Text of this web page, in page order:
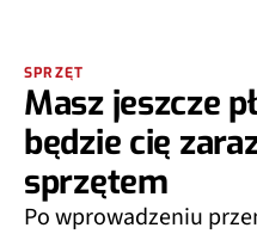
SPRZĘT
Masz jeszcze
będzie cię
sprzętem
Po wprowadzeniu